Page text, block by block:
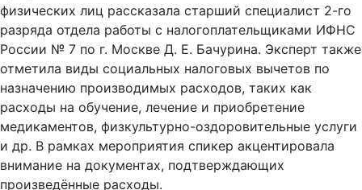
физических лиц рассказала старший специалист 2-го
разряда отдела работы с налогоплательщиками ИФНС
России № 7 по г. Москве Д. Е. Бачурина. Эксперт также
отметила виды социальных налоговых вычетов по
назначению производимых расходов, таких как
расходы на обучение, лечение и приобретение
медикаментов, физкультурно-оздоровительные услуги
и др. В рамках мероприятия спикер акцентировала
внимание на документах, подтверждающих
произведённые расходы.